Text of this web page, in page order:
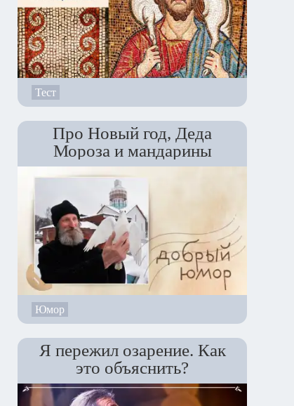
Тест
Про Новый год, Деда
Мороза и мандарины
Юмор
Я пережил озарение. Как
это объяснить?